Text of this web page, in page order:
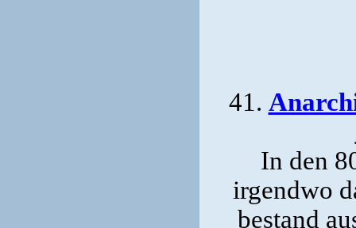
41.
In den
irgendwo
bestand